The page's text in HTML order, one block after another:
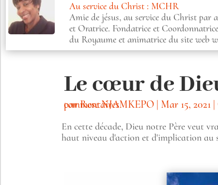
Au service du Christ : MCHR
Amie de jésus, au service du Christ par
et Oratrice. Fondatrice et
du Royaume et animatrice du site web
Le cœur de
parRose NJAMKEPO | Mar 15, 2021 |
0 commentaires
En cette décade, Dieu notre Père veut
haut niveau d'action et d'implication au